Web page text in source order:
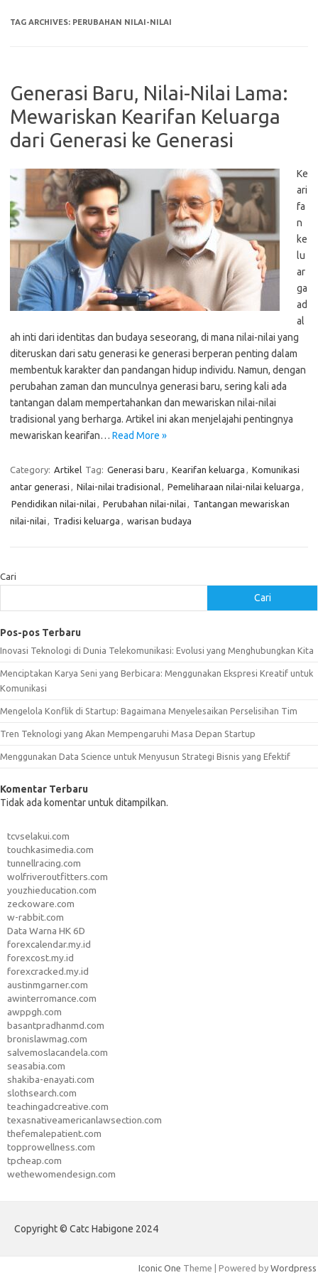
TAG ARCHIVES: PERUBAHAN NILAI-NILAI
Generasi Baru, Nilai-Nilai Lama:
Mewariskan Kearifan Keluarga
dari Generasi ke Generasi
Ke
ari
fa
n
ke
lu
ar
ga
ad
al
ah inti dari identitas dan budaya seseorang, di mana nilai-nilai yang
diteruskan dari satu generasi ke generasi berperan penting dalam
membentuk karakter dan pandangan hidup individu. Namun, dengan
perubahan zaman dan munculnya generasi baru, sering kali ada
tantangan dalam mempertahankan dan mewariskan nilai-nilai
tradisional yang berharga. Artikel ini akan menjelajahi pentingnya
mewariskan kearifan… Read More »
Category: Artikel Tag: Generasi baru , Kearifan keluarga , Komunikasi
antar generasi , Nilai-nilai tradisional, Pemeliharaan nilai-nilai keluarga ,
Pendidikan nilai-nilai , Perubahan nilai-nilai , Tantangan mewariskan
nilai-nilai , Tradisi keluarga , warisan budaya
Cari
Cari
Pos-pos Terbaru
Inovasi Teknologi di Dunia Telekomunikasi: Evolusi yang Menghubungkan Kita
Menciptakan Karya Seni yang Berbicara: Menggunakan Ekspresi Kreatif untuk
Komunikasi
Mengelola Konflik di Startup: Bagaimana Menyelesaikan Perselisihan Tim
Tren Teknologi yang Akan Mempengaruhi Masa Depan Startup
Menggunakan Data Science untuk Menyusun Strategi Bisnis yang Efektif
Komentar Terbaru
Tidak ada komentar untuk ditampilkan.
tcvselakui.com
touchkasimedia.com
tunnellracing.com
wolfriveroutfitters.com
youzhieducation.com
zeckoware.com
w-rabbit.com
Data Warna HK 6D
forexcalendar.my.id
forexcost.my.id
forexcracked.my.id
austinmgarner.com
awinterromance.com
awppgh.com
basantpradhanmd.com
bronislawmag.com
salvemoslacandela.com
seasabia.com
shakiba-enayati.com
slothsearch.com
teachingadcreative.com
texasnativeamericanlawsection.com
thefemalepatient.com
topprowellness.com
tpcheap.com
wethewomendesign.com
Copyright © Catc Habigone 2024
Iconic One Theme | Powered by Wordpress